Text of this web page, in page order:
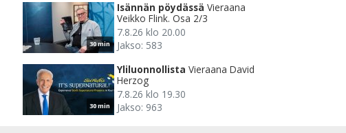
30 min
Isännän pöydässä Vieraana
Veikko Flink. Osa 2/3
7.8.26 klo 20.00
Jakso: 583
30 min
Yliluonnollista Vieraana David
Herzog
7.8.26 klo 19.30
Jakso: 963